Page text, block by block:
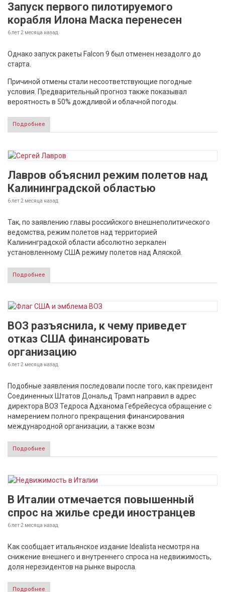
Запуск первого пилотируемого
корабля Илона Маска перенесен
6 лет 2 месяца назад
Однако запуск ракеты Falcon 9 был отменен незадолго до
старта.
Причиной отмены стали несоответствующие погодные
условия. Предварительный прогноз также показывал
вероятность в 50% дождливой и облачной погоды.
Подробнее
Лавров объяснил режим полетов над
Калининградской областью
6 лет 2 месяца назад
Так, по заявлению главы российского внешнеполитического
ведомства, режим полетов над территорией
Калининградской области абсолютно зеркален
установленному США режиму полетов над Аляской.
Подробнее
ВОЗ разъяснила, к чему приведет
отказ США финансировать
организацию
6 лет 2 месяца назад
Подобные заявления последовали после того, как президент
Соединенных Штатов Дональд Трамп направил в адрес
директора ВОЗ Тедроса Адханома Гебрейесуса обращение с
намерением полного прекращения финансирования
международной организации, а также возм
Подробнее
В Италии отмечается повышенный
спрос на жилье среди иностранцев
6 лет 2 месяца назад
Как сообщает итальянское издание Idealista несмотря на
снижение внешнего и внутреннего спроса на недвижимость,
доля нерезидентов на рынке выросла.
Подробнее